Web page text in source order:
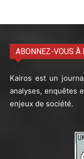
ABONNEZ-VOUS À
Kairos est un
analyses, enquêtes
enjeux de société.